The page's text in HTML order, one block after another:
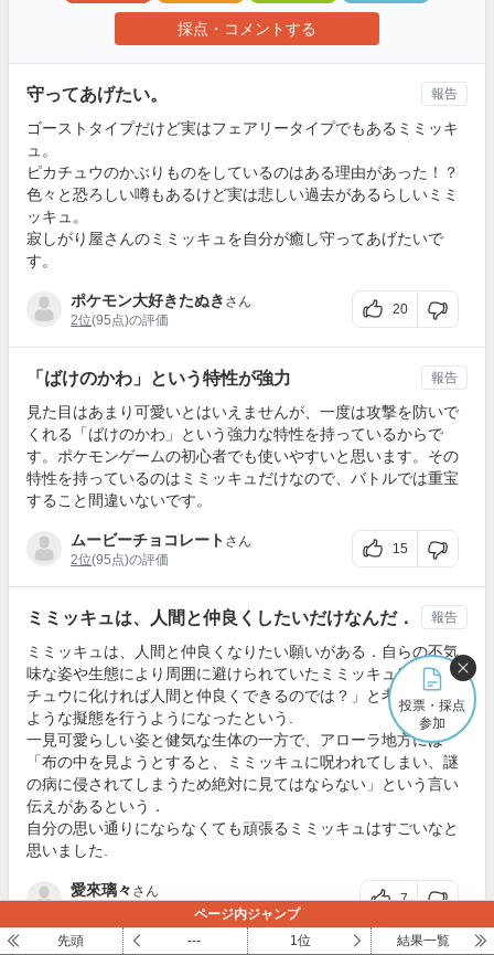
採点・コメントする
守ってあげたい。
ゴーストタイプだけど実はフェアリータイプでもあるミミッキ
ュ。
ピカチュウのかぶりものをしているのはある理由があった！？
色々と恐ろしい噂もあるけど実は悲しい過去があるらしいミミ
ッキュ。
寂しがり屋さんのミミッキュを自分が癒し守ってあげたいで
す。
ポケモン大好きたぬき さん
2位(95点)の評価
20
報告
「ばけのかわ」という特性が強力
見た目はあまり可愛いとはいえませんが、一度は攻撃を防いで
くれる「ばけのかわ」という強力な特性を持っているからで
す。ポケモンゲームの初心者でも使いやすいと思います。その
特性を持っているのはミミッキュだけなので、バトルでは重宝
すること間違いないです。
ムービーチョコレート さん
2位(95点)の評価
15
報告
ミミッキュは、人間と仲良くしたいだけなんだ．
ミミッキュは、人間と仲良くなりたい願いがある．自らの不気
味な姿や生態により周囲に避けられていたミミッキュは「ピカ
チュウに化ければ人間と仲良くできるのでは？」と考え、この
ような擬態を行うようになったという.
一見可愛らしい姿と健気な生体の一方で、アローラ地方には
「布の中を見ようとすると、ミミッキュに呪われてしまい、謎
の病に侵されてしまうため絶対に見てはならない」という言い
伝えがあるという．
自分の思い通りにならなくても頑張るミミッキュはすごいなと
思いました.
愛來璃々 さん
7
報告
投票・採点
参加
ページ内ジャンプ
先頭
--- 1位 結果一覧